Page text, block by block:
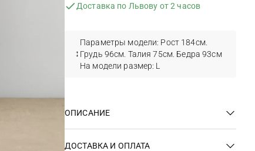
Доставка по Львову от 2 часов
Параметры модели: Рост 184см.
Грудь 96см. Талия 75см. Бедра 93см
На модели размер: L
ОПИСАНИЕ
ДОСТАВКА И ОПЛАТА